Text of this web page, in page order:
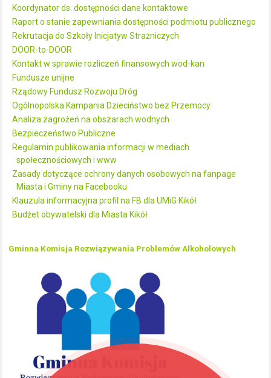
Koordynator ds. dostępności dane kontaktowe
Raport o stanie zapewniania dostępności podmiotu publicznego
Rekrutacja do Szkoły Inicjatyw Strażniczych
DOOR-to-DOOR
Kontakt w sprawie rozliczeń finansowych wod-kan
Fundusze unijne
Rządowy Fundusz Rozwoju Dróg
Ogólnopolska Kampania Dzieciństwo bez Przemocy
Analiza zagrożeń na obszarach wodnych
Bezpieczeństwo Publiczne
Regulamin publikowania informacji w mediach
społecznościowych i www
Zasady dotyczące ochrony danych osobowych na fanpage
Miasta i Gminy na Facebooku
Klauzula informacyjna profil na FB dla UMiG Kikół
Budżet obywatelski dla Miasta Kikół
Gminna Komisja Rozwiązywania Problemów Alkoholowych